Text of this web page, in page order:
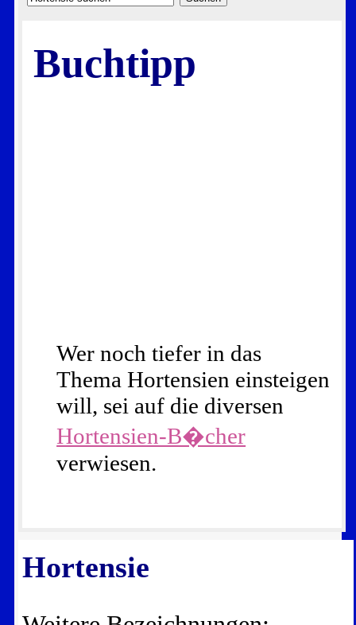
Buchtipp
Wer noch tiefer in das
Thema Hortensien einsteigen
will, sei auf die diversen
Hortensien-B�cher
verwiesen.
Hortensie